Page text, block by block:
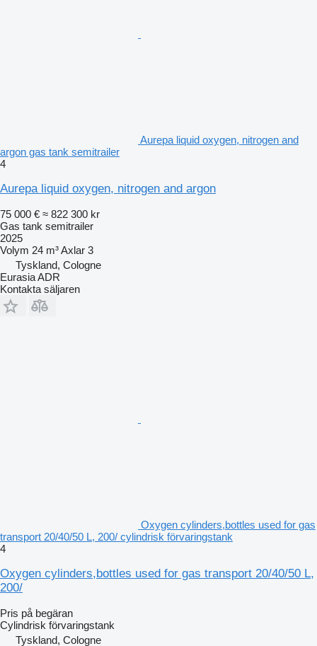
Aurepa liquid oxygen, nitrogen and
argon gas tank semitrailer
4
Aurepa liquid oxygen, nitrogen and argon
75 000 € ≈ 822 300 kr
Gas tank semitrailer
2025
Volym 24 m³Axlar 3
Tyskland, Cologne
Eurasia ADR
Kontakta säljaren
Oxygen cylinders,bottles used for gas
transport 20/40/50 L, 200/ cylindrisk förvaringstank
4
Oxygen cylinders,bottles used for gas transport 20/40/50 L,
200/
Pris på begäran
Cylindrisk förvaringstank
Tyskland, Cologne